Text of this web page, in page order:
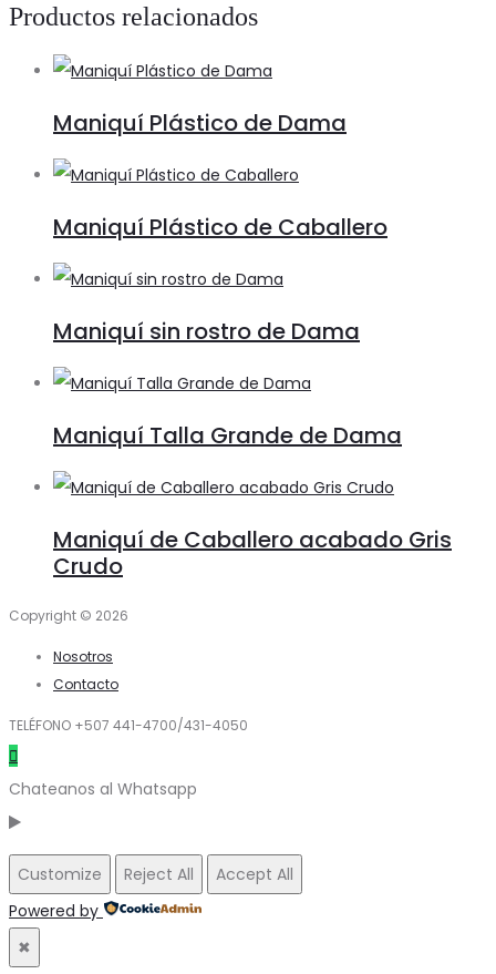
cantidad
Productos relacionados
Maniquí Plástico de Dama
Maniquí Plástico de Caballero
Maniquí sin rostro de Dama
Maniquí Talla Grande de Dama
Maniquí de Caballero acabado Gris
Crudo
Copyright © 2026
Nosotros
Contacto
TELÉFONO +507 441-4700/431-4050
Chateanos al Whatsapp
Customize Reject All
Accept All
Powered by
✖